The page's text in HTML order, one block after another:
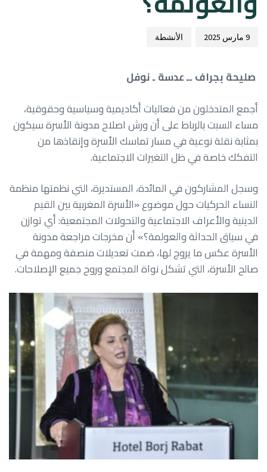
9 مارس 2025 الأنشطة
صليحة بجراف ــ عدسة ـ نوفل
أجمع المتدخلون من فعاليات أكاديمية وسياسية وحقوقية،
مساء السبت بالرباط على أن ورش اصلاح مدونة الأسرة سيكون
بمثابة نقلة نوعية في مسار تماسك الأسرة وإنقاذها من
التفكك خاصة في ظل التغيرات الاجتماعية.
وسجل المشاركون في المائدة، المستديرة، التي نظمتها منظمة
النساء الحركيات حول موضوع «الأسرة المغربية بين القيم
الدينية والأعراف الاجتماعية والتحولات المجتمعية: أي توازن
في سياق الحداثة والعولمة؟» أن مخرجات مراجعة مدونة
الأسرة عكس ما يروج لها، ضمت تعديلات منصفة ومهمة في
صالح الأسرة، التي تشكل نواة المجتمع وروح جميع الإصلاحات.